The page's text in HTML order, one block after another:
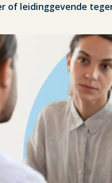
of leidinggevende